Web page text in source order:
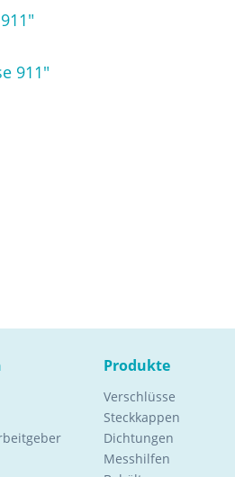
911"
Produkte
Verschlüsse
Steckkappen
Dichtungen
Messhilfen